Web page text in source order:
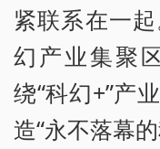
紧联系在一
幻产业集聚
绕“科幻+”产
造“永不落幕